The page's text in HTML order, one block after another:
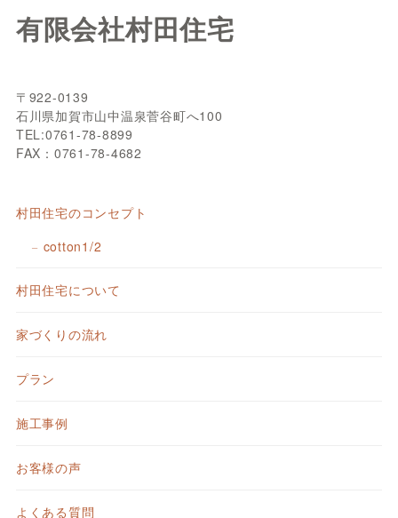
有限会社村田住宅
〒922-0139
石川県加賀市山中温泉菅谷町へ100
TEL:0761-78-8899
FAX：0761-78-4682
村田住宅のコンセプト
cotton1/2
村田住宅について
家づくりの流れ
プラン
施工事例
お客様の声
よくある質問